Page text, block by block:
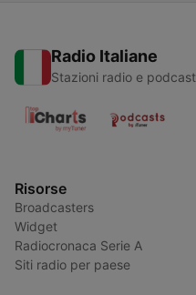
Radio Italiane
Stazioni radio e podcast
Risorse
Broadcasters
Widget
Radiocronaca Serie A
Siti radio per paese